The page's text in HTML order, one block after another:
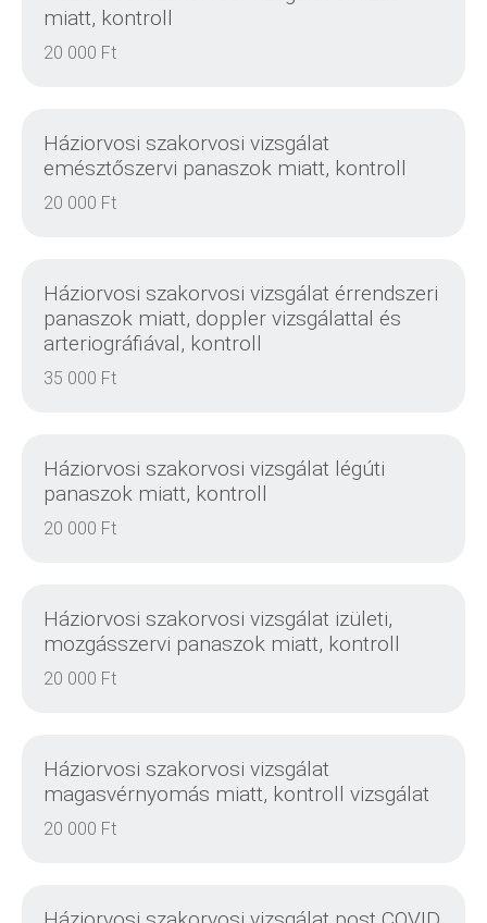
miatt, kontroll
20 000 Ft
Háziorvosi szakorvosi vizsgálat
emésztőszervi panaszok miatt, kontroll
20 000 Ft
Háziorvosi szakorvosi vizsgálat érrendszeri
panaszok miatt, doppler vizsgálattal és
arteriográfiával, kontroll
35 000 Ft
Háziorvosi szakorvosi vizsgálat légúti
panaszok miatt, kontroll
20 000 Ft
Háziorvosi szakorvosi vizsgálat izületi,
mozgásszervi panaszok miatt, kontroll
20 000 Ft
Háziorvosi szakorvosi vizsgálat
magasvérnyomás miatt, kontroll vizsgálat
20 000 Ft